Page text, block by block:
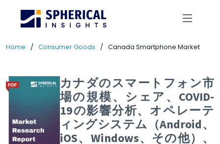
Home Consumer Goods Canada Smartphone Market
カナダのスマートフォン市
場の規模、シェア、COVID-
19の影響分析、オペレーテ
ィングシステム（Android、
iOS、Windows、その他）、